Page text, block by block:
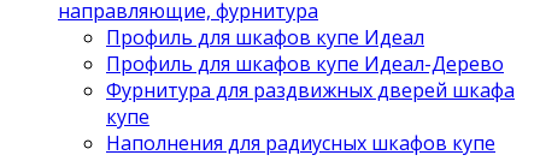
направляющие, фурнитура
Профиль для шкафов купе Идеал
Профиль для шкафов купе Идеал-Дерево
Фурнитура для раздвижных дверей шкафа
купе
Наполнения для радиусных шкафов купе